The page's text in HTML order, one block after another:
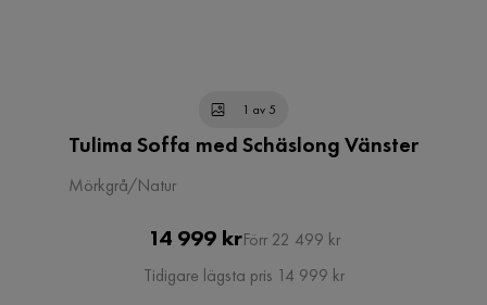
1 av 5
Tulima Soffa med Schäslong Vänster
Mörkgrå/Natur
Pris
14 999 krOriginal
Pris
Förr 22 499 kr
Tidigare lägsta pris 14 999 kr